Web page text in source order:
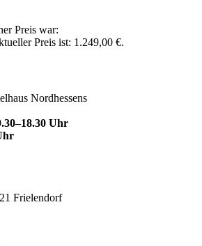
Preis war:
Preis ist: 1.249,00 €.
Nordhessens
Uhr
Frielendorf